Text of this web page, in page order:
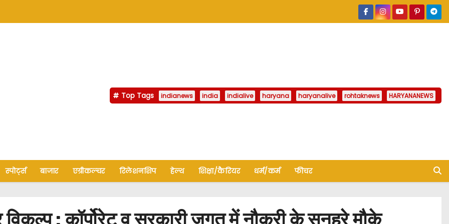
Top Tags indianews india indialive haryana haryanalive rohtaknews HARYANANEWS
स्पोर्ट्स बाजार एग्रीकल्चर रिलेशनशिप हेल्थ शिक्षा/कैरियर धर्म/कर्म फीचर